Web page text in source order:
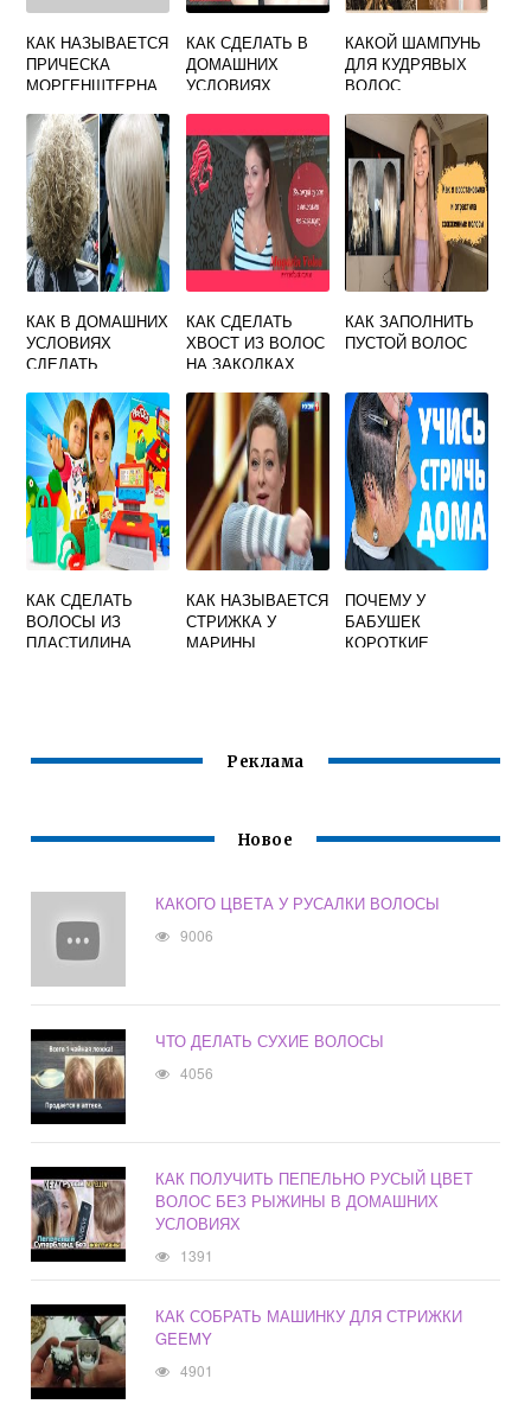
КАК НАЗЫВАЕТСЯ
ПРИЧЕСКА
МОРГЕНШТЕРНА
КАК СДЕЛАТЬ В
ДОМАШНИХ
УСЛОВИЯХ
КАКОЙ ШАМПУНЬ
ДЛЯ КУДРЯВЫХ
ВОЛОС
КАК В ДОМАШНИХ
УСЛОВИЯХ
СДЕЛАТЬ
ЗАВИВКУ ВОЛОС
ИНГРЕДИЕНТЫ
КАК СДЕЛАТЬ
ХВОСТ ИЗ ВОЛОС
НА ЗАКОЛКАХ
КАК ЗАПОЛНИТЬ
ПУСТОЙ ВОЛОС
КАК СДЕЛАТЬ
ВОЛОСЫ ИЗ
ПЛАСТИЛИНА
КАК НАЗЫВАЕТСЯ
СТРИЖКА У
МАРИНЫ
ПОЧЕМУ У
БАБУШЕК
КОРОТКИЕ
Реклама
Новое
КАКОГО ЦВЕТА У РУСАЛКИ ВОЛОСЫ
9006
ЧТО ДЕЛАТЬ СУХИЕ ВОЛОСЫ
4056
КАК ПОЛУЧИТЬ ПЕПЕЛЬНО РУСЫЙ ЦВЕТ
ВОЛОС БЕЗ РЫЖИНЫ В ДОМАШНИХ
УСЛОВИЯХ
1391
КАК СОБРАТЬ МАШИНКУ ДЛЯ СТРИЖКИ
GEEMY
4901